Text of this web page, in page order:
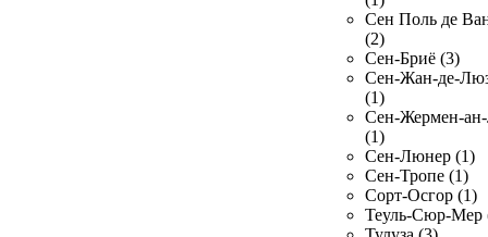
Сен Поль де
(2)
Сен-Бриё (3)
Сен-Жан-де-
(1)
Сен-Жермен-
(1)
Сен-Люнер (1)
Сен-Тропе (1)
Сорт-Осгор (1)
Теуль-Сюр-Мер